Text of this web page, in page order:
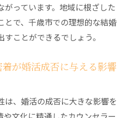
がっています。地域に根ざした
とで、千歳市での理想的な結婚
ことができるでしょう。
が婚活成否に与える影響
は、婚活の成否に大きな影響を